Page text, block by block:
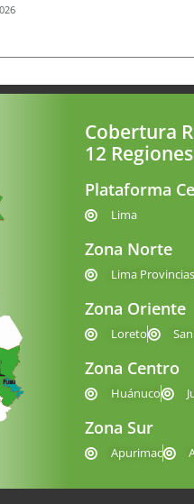
Cobertura
12 Regiones
Plataforma
Lima
Zona Norte
Lima Provincias
Zona Oriente
Loreto
Zona Centro
Huánuco
Zona Sur
Apurimac